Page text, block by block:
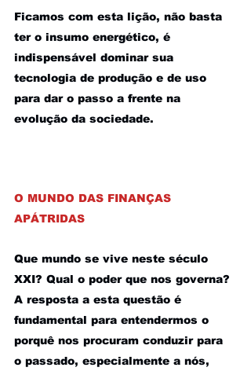
Ficamos com esta lição, não basta
ter o insumo energético, é
indispensável dominar sua
tecnologia de produção e de uso
para dar o passo a frente na
evolução da sociedade.
O MUNDO DAS FINANÇAS
APÁTRIDAS
Que mundo se vive neste século
XXI? Qual o poder que nos governa?
A resposta a esta questão é
fundamental para entendermos o
porquê nos procuram conduzir para
o passado, especialmente a nós,